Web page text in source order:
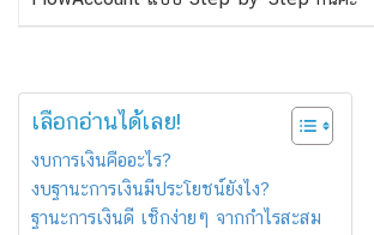
เลือกอ่านได้เลย!
งบการเงินคืออะไร?
งบฐานะการเงินมีประโยชน์ยังไง?
ฐานะการเงินดี เช็กง่ายๆ จากกำไรสะสม